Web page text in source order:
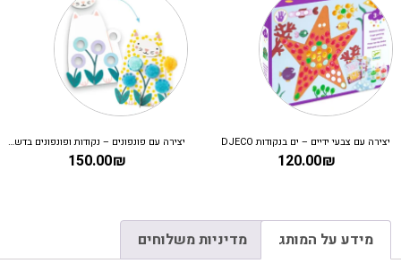
יצירה עם צבעי ידיים – ים בנקודות DJECO
120.00₪
יצירה עם פונפונים – נקודות ופונפונים בדשא DJECO
150.00₪
מידע על המותג מדיניות משלוחים